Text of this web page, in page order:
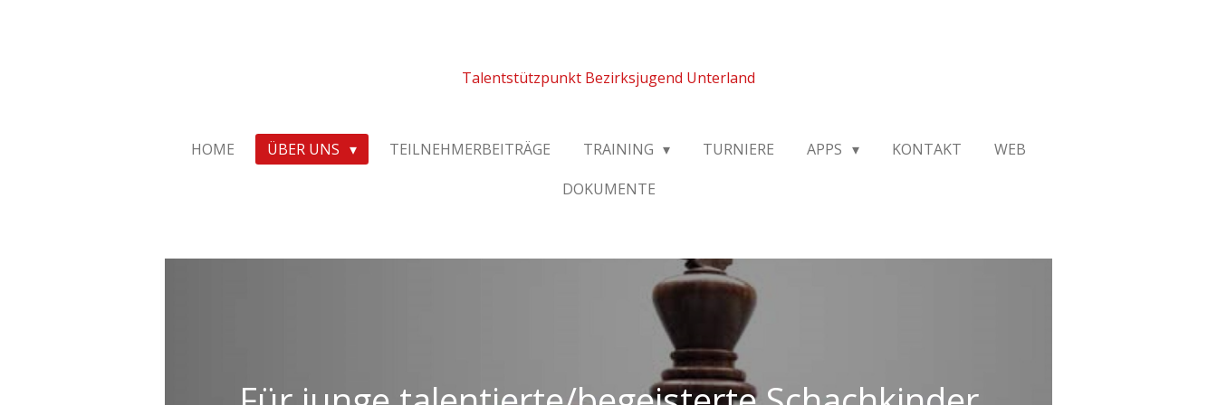
Talentstützpunkt Bezirksjugend Unterland
HOME ÜBER UNS TEILNEHMERBEITRÄGE TRAINING TURNIERE APPS KONTAKT
WEB
DOKUMENTE